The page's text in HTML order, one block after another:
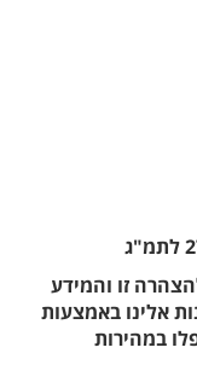
זו והמידע
אלינו באמצעות
במהירות